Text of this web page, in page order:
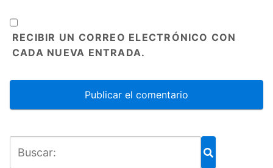
RECIBIR UN CORREO ELECTRÓNICO CON
CADA NUEVA ENTRADA.